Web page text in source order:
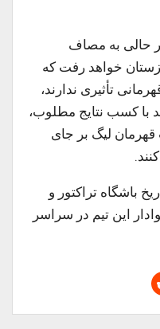
حالی به مصاف
خواهد رفت که
تأثیری ندارند،
با کسب نتایج مطلوب،
قهرمان لیگ بر جای
باشگاه تراکتور و
این تیم در سراسر